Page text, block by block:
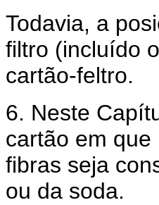
Todavia, a
filtro (incluído
cartão-feltro.
6. Neste
cartão em
fibras seja
ou da soda.